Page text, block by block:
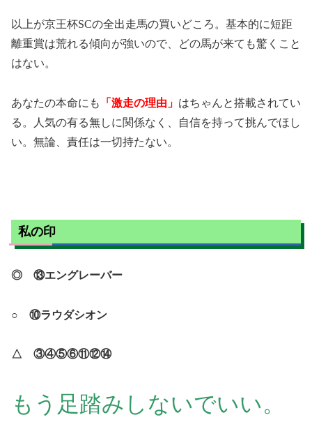
以上が京王杯SCの全出走馬の買いどころ。基本的に短距
離重賞は荒れる傾向が強いので、どの馬が来ても驚くこと
はない。
あなたの本命にも 「激走の理由」 はちゃんと搭載されてい
る。人気の有る無しに関係なく、自信を持って挑んでほし
い。無論、責任は一切持たない。
私の印
◎ ⑬エングレーバー
○ ⑩ラウダシオン
△ ③④⑤⑥⑪⑫⑭
もう足踏みしないでいい。